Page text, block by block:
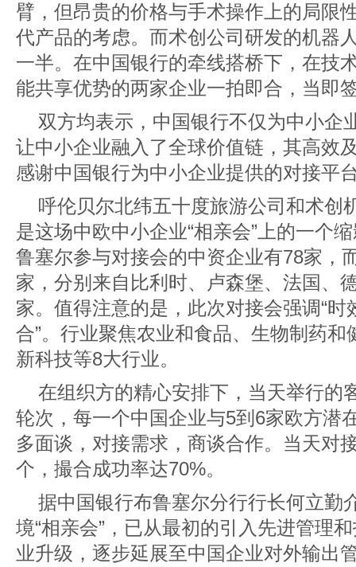
臂，但昂贵的价格与手术操作上的局限
代产品的考虑。而术创公司研发的机器
一半。在中国银行的牵线搭桥下，在技
能共享优势的两家企业一拍即合，当即
双方均表示，中国银行不仅为中小企
让中小企业融入了全球价值链，其高效
感谢中国银行为中小企业提供的对接平
呼伦贝尔北纬五十度旅游公司和术创
是这场中欧中小企业“相亲会”上的一个
鲁塞尔参与对接会的中资企业有78家，
家，分别来自比利时、卢森堡、法国、
家。值得注意的是，此次对接会强调“时
合”。行业聚焦农业和食品、生物制药
新科技等8大行业。
在组织方的精心安排下，当天举行的
轮次，每一个中国企业与5到6家欧方潜
多面谈，对接需求，商谈合作。当天对
个，撮合成功率达70%。
据中国银行布鲁塞尔分行行长何立勤
境“相亲会”，已从最初的引入先进管理
业升级，逐步延展至中国企业对外输出